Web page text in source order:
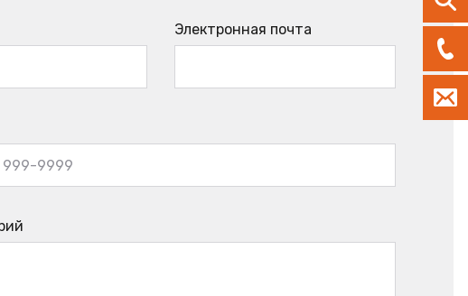
Электронная почта